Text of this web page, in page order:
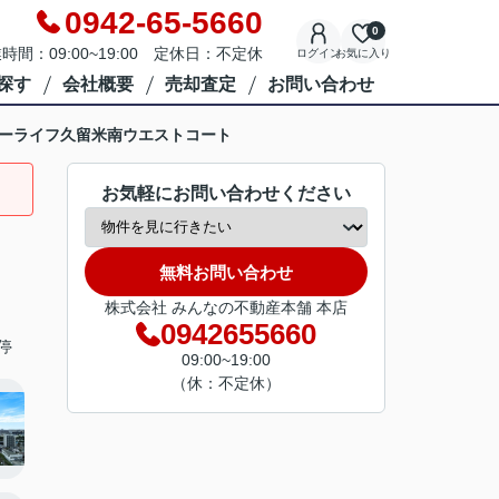
0942-65-5660
間：09:00~19:00 定休日：不定休 ログインお気に入り
0
す 会社概要 売却査定 お問い合わせ
ライフ久留米南ウエストコート
お気軽にお問い合わせください
無料お問い合わせ
株式会社 みんなの不動産本舗 本店
0942655660
09:00~19:00
（休：不定休）